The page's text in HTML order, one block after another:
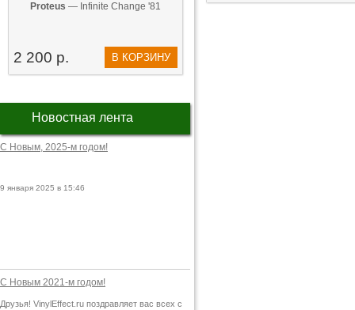
Proteus — Infinite Change '81
2 200 р. В КОРЗИНУ
Новостная лента
С Новым, 2025-м годом!
9 января 2025 в 15:46
С Новым 2021-м годом!
Друзья! VinylEffect.ru поздравляет вас всех с